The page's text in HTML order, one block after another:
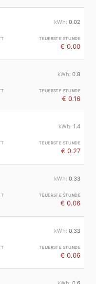
0.02
€ 0.00
0.8
€ 0.16
1.4
€ 0.27
0.33
€ 0.06
0.33
€ 0.06